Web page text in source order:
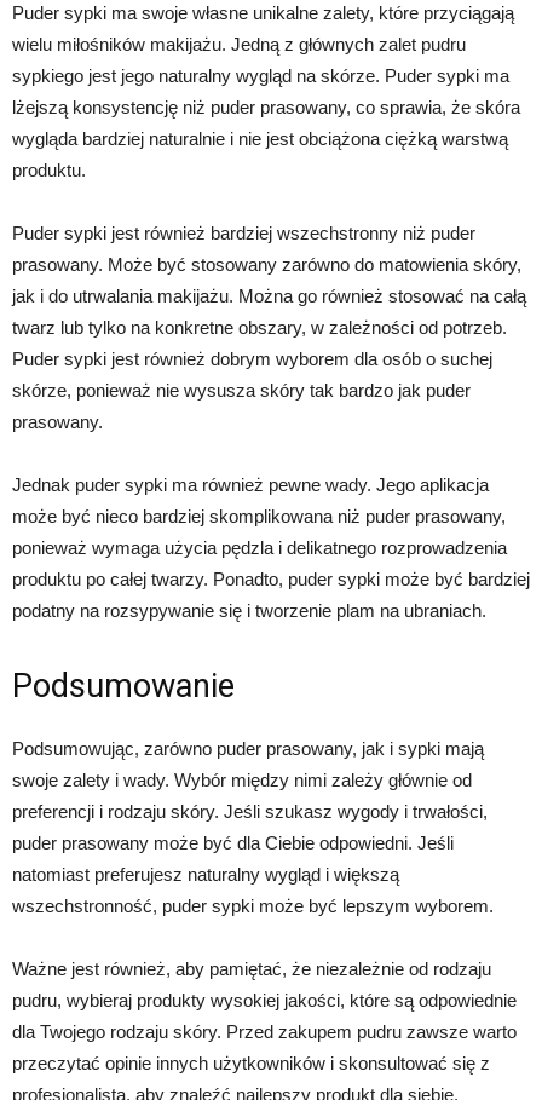
Puder sypki ma swoje własne unikalne zalety, które przyciągają
wielu miłośników makijażu. Jedną z głównych zalet pudru
sypkiego jest jego naturalny wygląd na skórze. Puder sypki ma
lżejszą konsystencję niż puder prasowany, co sprawia, że ​​skóra
wygląda bardziej naturalnie i nie jest obciążona ciężką warstwą
produktu.
Puder sypki jest również bardziej wszechstronny niż puder
prasowany. Może być stosowany zarówno do matowienia skóry,
jak i do utrwalania makijażu. Można go również stosować na całą
twarz lub tylko na konkretne obszary, w zależności od potrzeb.
Puder sypki jest również dobrym wyborem dla osób o suchej
skórze, ponieważ nie wysusza skóry tak bardzo jak puder
prasowany.
Jednak puder sypki ma również pewne wady. Jego aplikacja
może być nieco bardziej skomplikowana niż puder prasowany,
ponieważ wymaga użycia pędzla i delikatnego rozprowadzenia
produktu po całej twarzy. Ponadto, puder sypki może być bardziej
podatny na rozsypywanie się i tworzenie plam na ubraniach.
Podsumowanie
Podsumowując, zarówno puder prasowany, jak i sypki mają
swoje zalety i wady. Wybór między nimi zależy głównie od
preferencji i rodzaju skóry. Jeśli szukasz wygody i trwałości,
puder prasowany może być dla Ciebie odpowiedni. Jeśli
natomiast preferujesz naturalny wygląd i większą
wszechstronność, puder sypki może być lepszym wyborem.
Ważne jest również, aby pamiętać, że niezależnie od rodzaju
pudru, wybieraj produkty wysokiej jakości, które są odpowiednie
dla Twojego rodzaju skóry. Przed zakupem pudru zawsze warto
przeczytać opinie innych użytkowników i skonsultować się z
profesjonalistą, aby znaleźć najlepszy produkt dla siebie.